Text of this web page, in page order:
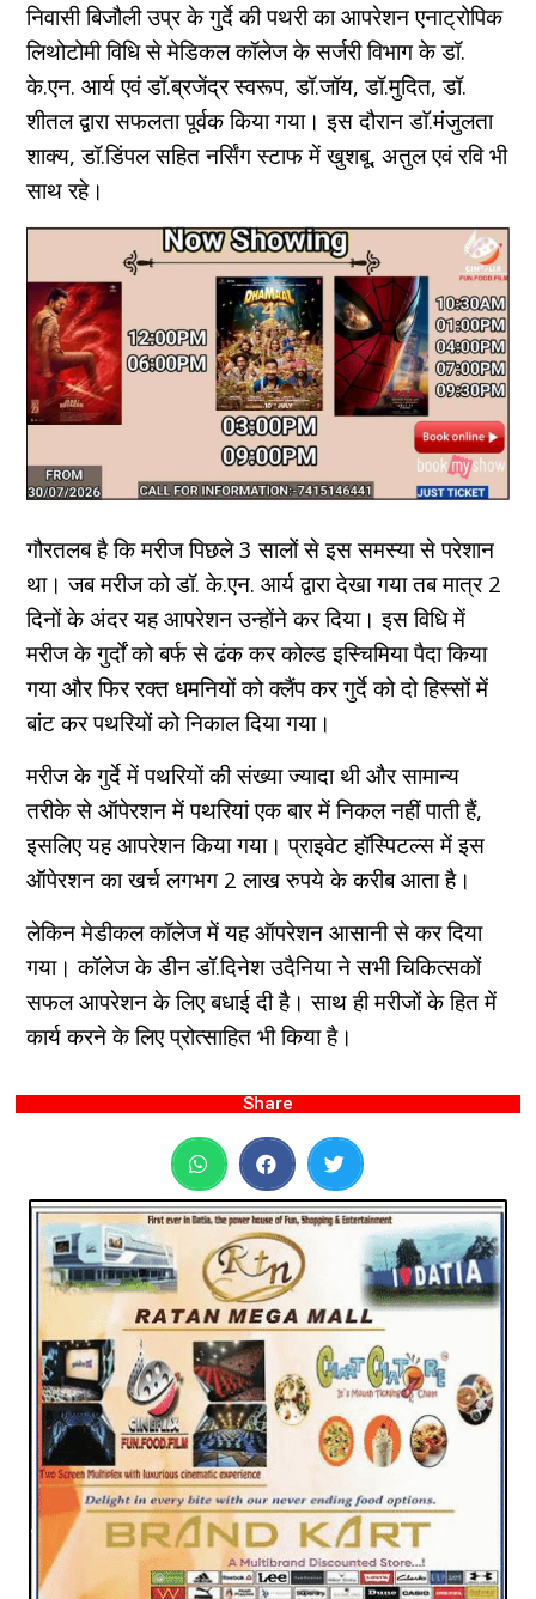
निवासी बिजौली उप्र के गुर्दे की पथरी का आपरेशन एनाट्रोपिक
लिथोटोमी विधि से मेडिकल कॉलेज के सर्जरी विभाग के डॉ.
के.एन. आर्य एवं डॉ.ब्रजेंद्र स्वरूप, डॉ.जॉय, डॉ.मुदित, डॉ.
शीतल द्वारा सफलता पूर्वक किया गया। इस दौरान डाॅ.मंजुलता
शाक्य, डॉ.डिंपल सहित नर्सिंग स्टाफ में खुशबू, अतुल एवं रवि भी
साथ रहे।
गौरतलब है कि मरीज पिछले 3 सालों से इस समस्या से परेशान
था। जब मरीज को डॉ. के.एन. आर्य द्वारा देखा गया तब मात्र 2
दिनों के अंदर यह आपरेशन उन्होंने कर दिया। इस विधि में
मरीज के गुर्दों को बर्फ से ढंक कर कोल्ड इस्चिमिया पैदा किया
गया और फिर रक्त धमनियों को क्लैंप कर गुर्दे को दो हिस्सों में
बांट कर पथरियों को निकाल दिया गया।
मरीज के गुर्दे में पथरियों की संख्या ज्यादा थी और सामान्य
तरीके से ऑपेरशन में पथरियां एक बार में निकल नहीं पाती हैं,
इसलिए यह आपरेशन किया गया। प्राइवेट हॉस्पिटल्स में इस
ऑपेरशन का खर्च लगभग 2 लाख रुपये के करीब आता है।
लेकिन मेडीकल कॉलेज में यह ऑपरेशन आसानी से कर दिया
गया। कॉलेज के डीन डॉ.दिनेश उदैनिया ने सभी चिकित्सकों
सफल आपरेशन के लिए बधाई दी है। साथ ही मरीजों के हित में
कार्य करने के लिए प्रोत्साहित भी किया है।
Share